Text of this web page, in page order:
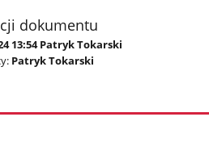
dokumentu
13:54 Patryk Tokarski
Patryk Tokarski